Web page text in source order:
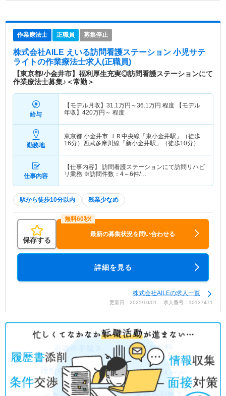
作業療法士 正職員 募集停止
株式会社AILE えいる訪問看護ステーション 小児サテ
ライトの作業療法士求人(正職員)
【東京都/小金井市】福利厚生充実◎訪問看護ステーションにて
作業療法士募集♪＜常勤＞
給与
【モデル月収】 31.1万円～36.1万円 程度 【モデル
年収】 420万円～ 程度
勤務地
東京都 小金井市 ＪＲ中央線「東小金井駅」（徒歩
16分）西武多摩川線「新小金井駅」（徒歩10分）
仕事内容
【仕事内容】 訪問看護ステーションにて訪問リハビ
リ業務 ※訪問件数：4～6件/…
駅から徒歩10分以内 残業少なめ
保存する
最新の募集状況を問い合わせる
詳細を見る
株式会社AILEの求人一覧
更新日：2025/10/01 求人番号：10137471